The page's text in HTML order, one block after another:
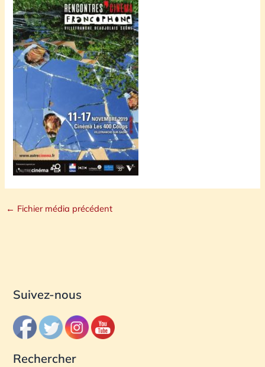
← Fichier média précédent
Suivez-nous
Rechercher